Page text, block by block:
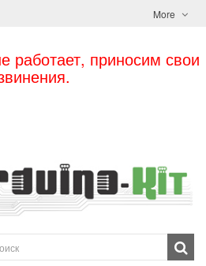
More
работает, приносим свои